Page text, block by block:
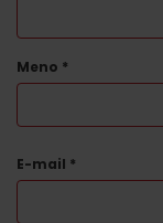
Meno *
E-mail *